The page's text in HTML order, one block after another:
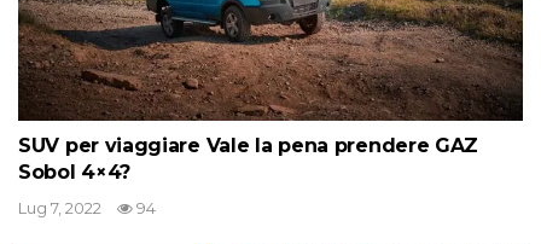
SUV per viaggiare Vale la pena prendere GAZ
Sobol 4×4?
Lug 7, 2022 94